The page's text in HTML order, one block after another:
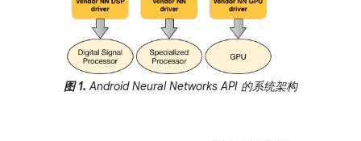
图 1. Android Neural Networks API 的系统架构